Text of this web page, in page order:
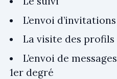
L’envoi d’invitations
La visite des profils
L’envoi de
1er degré